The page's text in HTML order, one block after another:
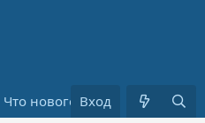
Что нового? Медиа
Вход